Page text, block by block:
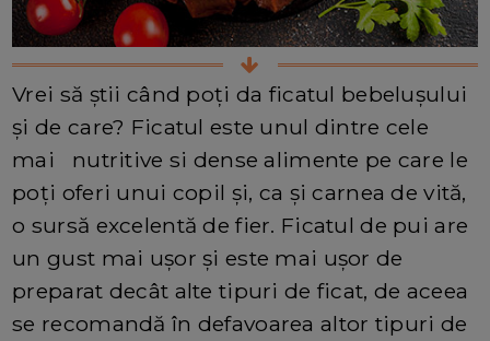
Vrei să știi când poți da ficatul bebelușului
și de care? Ficatul este unul dintre cele
mai nutritive si dense alimente pe care le
poți oferi unui copil și, ca și carnea de vită,
o sursă excelentă de fier. Ficatul de pui are
un gust mai ușor și este mai ușor de
preparat decât alte tipuri de ficat, de aceea
se recomandă în defavoarea altor tipuri de